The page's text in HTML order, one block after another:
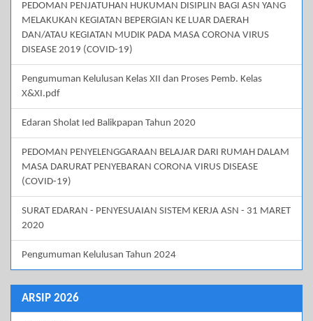
PEDOMAN PENJATUHAN HUKUMAN DISIPLIN BAGI ASN YANG
MELAKUKAN KEGIATAN BEPERGIAN KE LUAR DAERAH
DAN/ATAU KEGIATAN MUDIK PADA MASA CORONA VIRUS
DISEASE 2019 (COVID-19)
Pengumuman Kelulusan Kelas XII dan Proses Pemb. Kelas
X&XI.pdf
Edaran Sholat Ied Balikpapan Tahun 2020
PEDOMAN PENYELENGGARAAN BELAJAR DARI RUMAH DALAM
MASA DARURAT PENYEBARAN CORONA VIRUS DISEASE
(COVID-19)
SURAT EDARAN - PENYESUAIAN SISTEM KERJA ASN - 31 MARET
2020
Pengumuman Kelulusan Tahun 2024
ARSIP 2026